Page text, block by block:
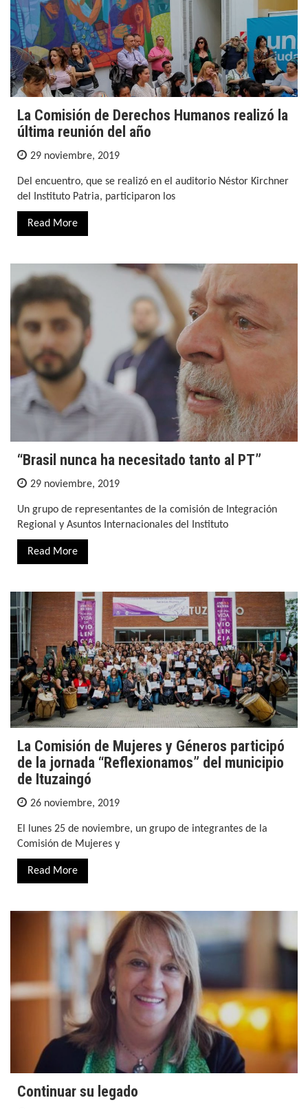
La Comisión de Derechos Humanos realizó la
última reunión del año
29 noviembre, 2019
Del encuentro, que se realizó en el auditorio Néstor Kirchner
del Instituto Patria, participaron los
Read More
“Brasil nunca ha necesitado tanto al PT”
29 noviembre, 2019
Un grupo de representantes de la comisión de Integración
Regional y Asuntos Internacionales del Instituto
Read More
La Comisión de Mujeres y Géneros participó
de la jornada “Reflexionamos” del municipio
de Ituzaingó
26 noviembre, 2019
El lunes 25 de noviembre, un grupo de integrantes de la
Comisión de Mujeres y
Read More
Continuar su legado